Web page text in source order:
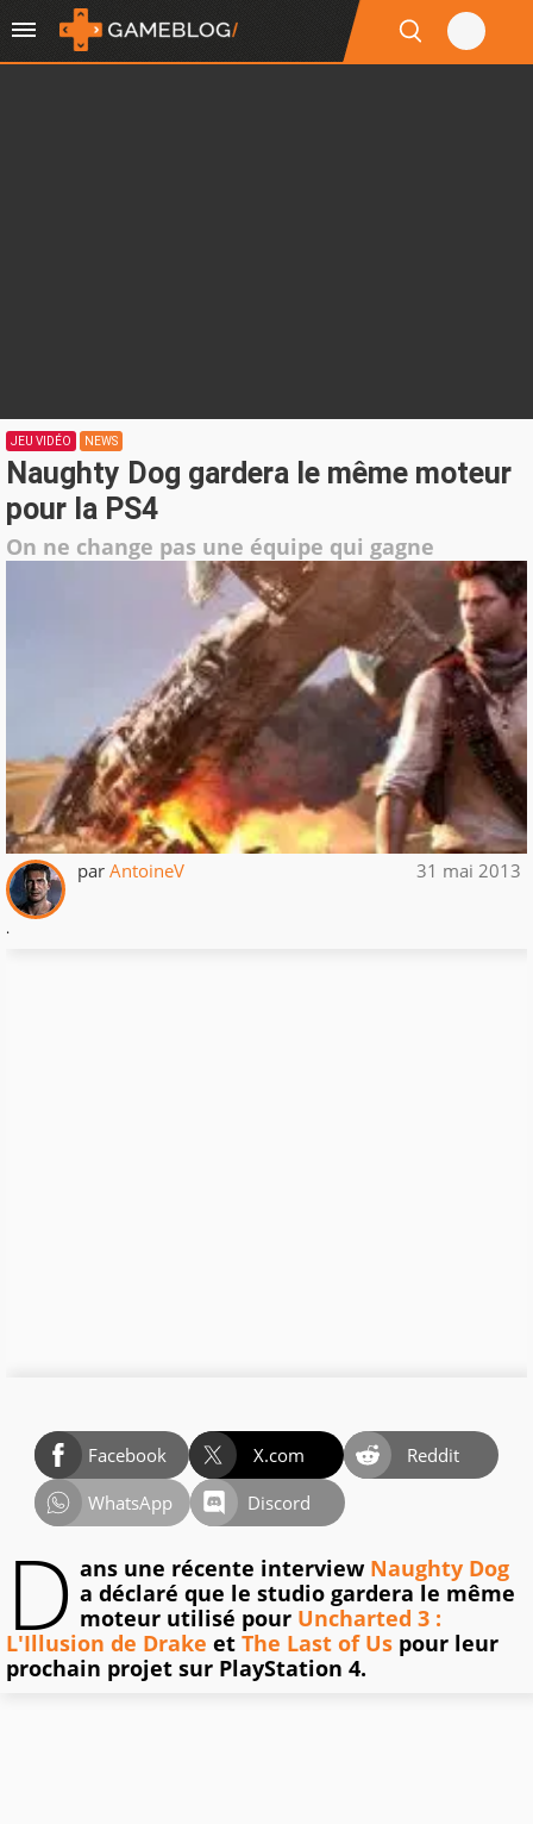
JEU VIDÉO NEWS
Naughty Dog gardera le même moteur
pour la PS4
On ne change pas une équipe qui gagne
par AntoineV 31 mai 2013
.
Facebook X.com
Reddit
WhatsApp
Discord
D ans une récente interview Naughty Dog
a déclaré que le studio gardera le même
moteur utilisé pour Uncharted 3 :
L'Illusion de Drake et The Last of Us pour leur
prochain projet sur PlayStation 4.